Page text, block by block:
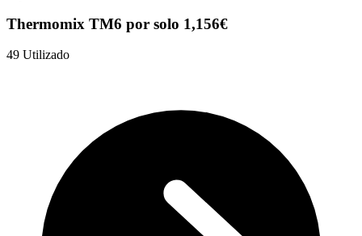
Thermomix TM6 por solo 1,156€
49 Utilizado